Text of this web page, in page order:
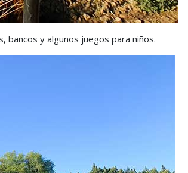
bancos y algunos juegos para niños.